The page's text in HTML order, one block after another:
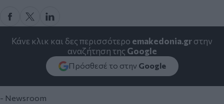
Κάνε κλικ και δες περισσότερο emakedonia.grστην
αναζήτηση της Google
Πρόσθεσέ το στην Google
- Newsroom